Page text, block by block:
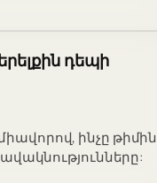
դեպի
ինչը թիմին